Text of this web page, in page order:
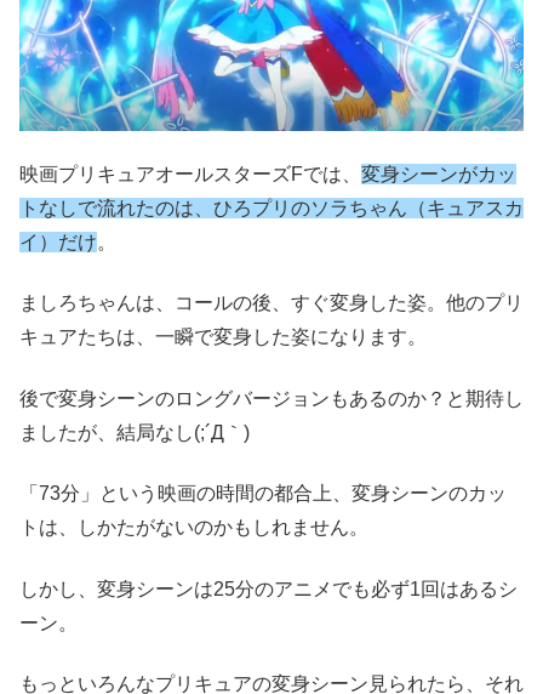
映画プリキュアオールスターズFでは、 変身シーンがカッ
トなしで流れたのは、ひろプリのソラちゃん（キュアスカ
イ）だけ。
ましろちゃんは、コールの後、すぐ変身した姿。他のプリ
キュアたちは、一瞬で変身した姿になります。
後で変身シーンのロングバージョンもあるのか？と期待し
ましたが、結局なし(;´Д｀)
「73分」という映画の時間の都合上、変身シーンのカッ
トは、しかたがないのかもしれません。
しかし、変身シーンは25分のアニメでも必ず1回はあるシ
ーン。
もっといろんなプリキュアの変身シーン見られたら、それ